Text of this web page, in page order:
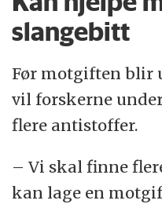
slangebitt
Før motgiften blir
vil forskerne
flere antistoffer.
– Vi skal finne
kan lage en